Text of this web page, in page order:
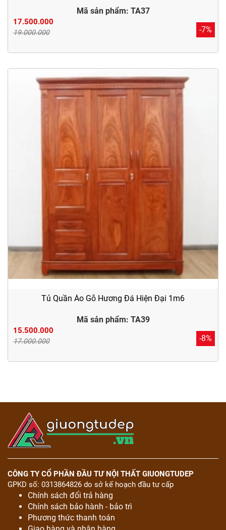
Mã sản phẩm: TA37
17.500.000
19.000.000 -7%
Tủ Quần Áo Gỗ Hương Đá Hiện Đại 1m6
Mã sản phẩm: TA39
15.500.000
17.000.000 -8%
CÔNG TY CỔ PHẦN ĐẦU TƯ NỘI THẤT GIUONGTUDEP
GPKD số: 0313864826 do sở kế hoạch đầu tư cấp
Chính sách đổi trả hàng
Chính sách bảo hành - bảo trì
Phương thức thanh toán